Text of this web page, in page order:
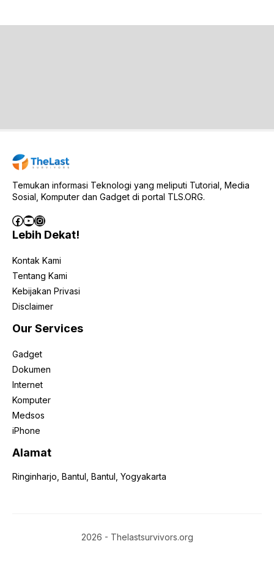
Temukan informasi Teknologi yang meliputi Tutorial, Media
Sosial, Komputer dan Gadget di portal TLS.ORG.
Facebook
YouTube
Instagram
Lebih Dekat!
Kontak Kami
Tentang Kami
Kebijakan Privasi
Disclaimer
Our Services
Gadget
Dokumen
Internet
Komputer
Medsos
iPhone
Alamat
Ringinharjo, Bantul, Bantul, Yogyakarta
2026 - Thelastsurvivors.org